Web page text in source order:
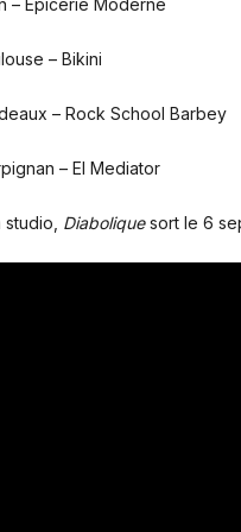
– Épicerie Moderne
– Bikini
– Rock School Barbey
– El Mediator
Diaboliquesort le 6